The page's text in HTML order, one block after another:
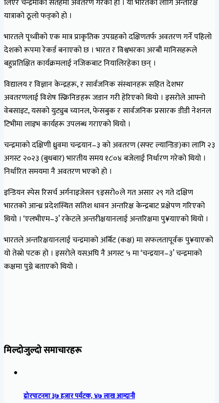
यात्राको ठूलो फड्को हो ।
भारतले पृथ्वीको एक मात्र प्राकृतिक उपग्रहको दक्षिणतर्फ अवतरण गर्ने पहिलो
देशको रूपमा रेकर्ड बनाएको छ । भारत र विश्वभरका अरबौं मानिसहरूले
बहुप्रतिक्षित कार्यक्रमलाई नजिकबाट नियालिरहेका छन् ।
विद्यालय र विज्ञान केन्द्रहरू, र सार्वजनिक संस्थानहरू सहित देशभर
अवतरणलाई विशेष स्क्रिनिङहरू जडान गरी हेरिएको थियो । इसरोले आफ्नो
वेबसाइट, यसको युट्युब च्यानल, फेसबुक र सार्वजनिक प्रसारक डीडी नेशनल
टिभीमा लाइभ कार्यहरू उपलब्ध गराएको थियो ।
चन्द्रमाको दक्षिणी ध्रुवमा चन्द्रयान–३ को अवतरण (सफ्ट ल्यान्डिङ)का लागि २३
अगस्ट २०२३ (बुधबार) भारतीय समय १८ः०४ बजेलाई निर्धारण गरेको थियो ।
निर्धारित समयमा नै अवतरण भएको हो ।
इन्डियन स्पेस रिसर्च अर्गनाइजेसन ९इसरो०ले गत असार २९ गते दक्षिण
भारतको आन्ध्र प्रदेशस्थित सतिश धावन अन्तरिक्ष केन्द्रबाट प्रक्षेपण गरिएको
थियो । ‘एलभीएम–३’ रकेटले अन्तरीक्षयानलाई अन्तरिक्षमा पु¥याएको थियो ।
भारतले अन्तरिक्षयानलाई चन्द्रमाको अर्बिट (कक्ष) मा सफलतापूर्वक पु¥याएको
यो तेस्रो पटक हो । इसरोले यसअघि नै अगस्ट ५ मा ‘चन्द्रयान–३’ चन्द्रमाको
कक्षमा पुग्ने बताएको थियो ।
मिल्दोजुल्दो समाचारहरू
ढोरपाटनमा ३७ हजार पर्यटक, ४७ लाख आम्दानी